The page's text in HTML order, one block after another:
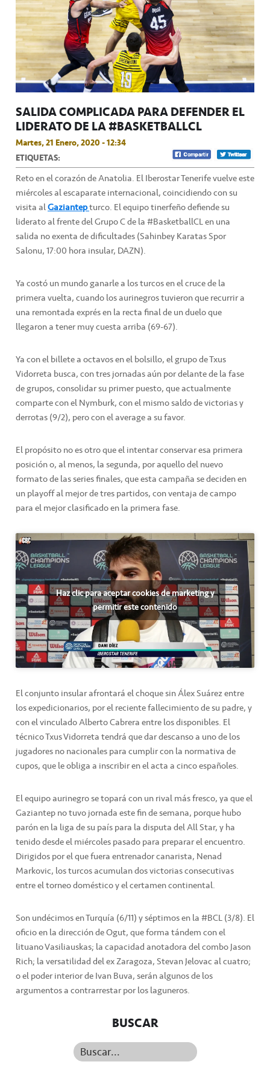
SALIDA COMPLICADA PARA DEFENDER EL
LIDERATO DE LA #BASKETBALLCL
Martes, 21 Enero, 2020 - 12:34
ETIQUETAS:
Reto en el corazón de Anatolia. El Iberostar Tenerife vuelve este
miércoles al escaparate internacional, coincidiendo con su
visita alGaziantepturco. El equipo tinerfeño defiende su
liderato al frente del Grupo C de la #BasketballCL en una
salida no exenta de dificultades (Sahinbey Karatas Spor
Salonu, 17:00 hora insular, DAZN).
Ya costó un mundo ganarle a los turcos en el cruce de la
primera vuelta, cuando los aurinegros tuvieron que recurrir a
una remontada exprés en la recta final de un duelo que
llegaron a tener muy cuesta arriba (69-67).
Ya con el billete a octavos en el bolsillo, el grupo de Txus
Vidorreta busca, con tres jornadas aún por delante de la fase
de grupos, consolidar su primer puesto, que actualmente
comparte con el Nymburk, con el mismo saldo de victorias y
derrotas (9/2), pero con el average a su favor.
El propósito no es otro que el intentar conservar esa primera
posición o, al menos, la segunda, por aquello del nuevo
formato de las series finales, que esta campaña se deciden en
un playoff al mejor de tres partidos, con ventaja de campo
para el mejor clasificado en la primera fase.
Haz clic para aceptar cookies de marketing y
permitir este contenido
El conjunto insular afrontará el choque sin Álex Suárez entre
los expedicionarios, por el reciente fallecimiento de su padre, y
con el vinculado Alberto Cabrera entre los disponibles. El
técnico Txus Vidorreta tendrá que dar descanso a uno de los
jugadores no nacionales para cumplir con la normativa de
cupos, que le obliga a inscribir en el acta a cinco españoles.
El equipo aurinegro se topará con un rival más fresco, ya que el
Gaziantep no tuvo jornada este fin de semana, porque hubo
parón en la liga de su país para la disputa del All Star, y ha
tenido desde el miércoles pasado para preparar el encuentro.
Dirigidos por el que fuera entrenador canarista, Nenad
Markovic, los turcos acumulan dos victorias consecutivas
entre el torneo doméstico y el certamen continental.
Son undécimos en Turquía (6/11) y séptimos en la #BCL (3/8). El
oficio en la dirección de Ogut, que forma tándem con el
lituano Vasiliauskas; la capacidad anotadora del combo Jason
Rich; la versatilidad del ex Zaragoza, Stevan Jelovac al cuatro;
o el poder interior de Ivan Buva, serán algunos de los
argumentos a contrarrestar por los laguneros.
BUSCAR
Buscar...